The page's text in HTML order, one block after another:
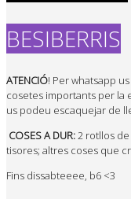
BESIBERRIS
ATENCIÓ! Per whatsapp
cosetes importants per la
us podeu escaquejar de
COSES A DUR:2 rotllos
tisores; altres coses que
Fins dissabteeee, b6 <3